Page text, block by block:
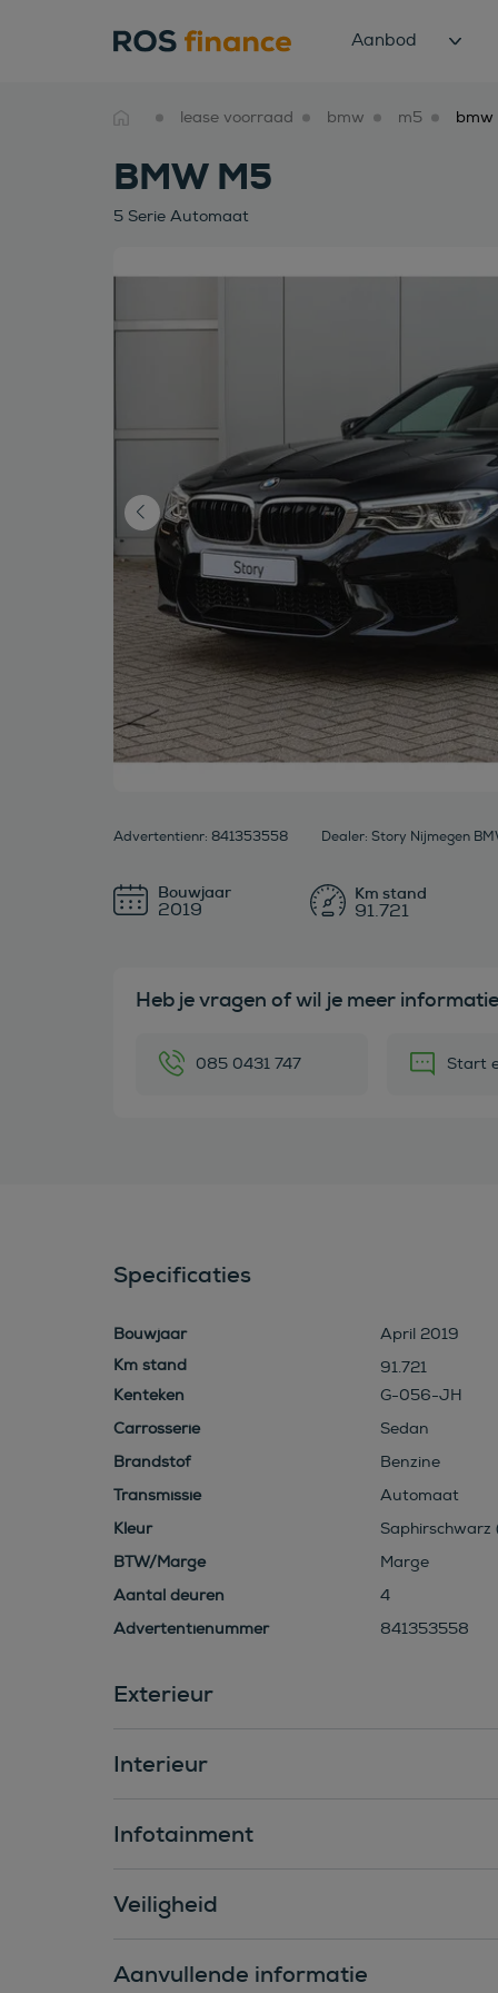
Aanbod
lease voorraad bmw m5
BMW M5
5 Serie Automaat
Advertentienr: 841353558 Dealer: Story Nijmegen
Bouwjaar
2019 91.721
Heb je vragen of wil je meer
085 0431 747 Start
Specificaties
Bouwjaar
April 2019
91.721
Kenteken
G-056-JH
Carrosserie
Sedan
Brandstof
Benzine
Transmissie
Automaat
Kleur
BTW/Marge
Marge
Aantal deuren
4
Advertentienummer
841353558
Exterieur
Interieur
Infotainment
Veiligheid
Aanvullende informatie